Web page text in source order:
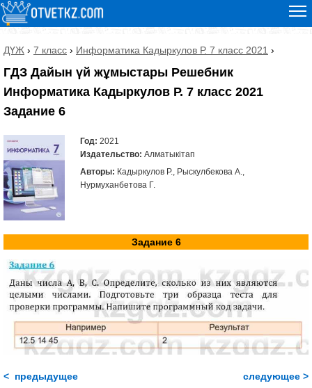
ДҮЖ › 7 класс › Информатика Кадыркулов Р. 7 класс 2021 ›
ГДЗ Дайын үй жұмыстары Решебник
Информатика Кадыркулов Р. 7 класс 2021
Задание 6
Год: 2021
Издательство: Алматыкітап
Авторы: Кадыркулов Р., Рыскулбекова А.,
Нурмуханбетова Г.
Задание 6
< предыдущее следующее >